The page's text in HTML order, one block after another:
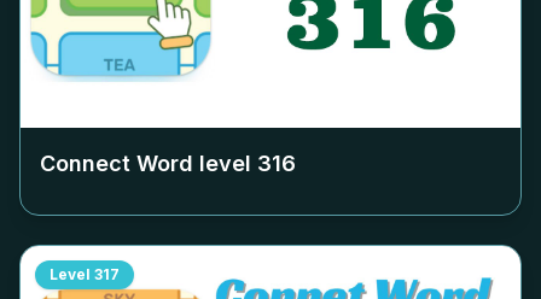
Connect Word level 316
Level 317